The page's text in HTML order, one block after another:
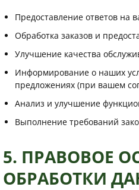
Предоставление ответов на
Обработка заказов и
Улучшение качества
Информирование о наших
предложениях (при вашем
Анализ и улучшение
Выполнение требований
5. ПРАВОВОЕ
ОБРАБОТКИ